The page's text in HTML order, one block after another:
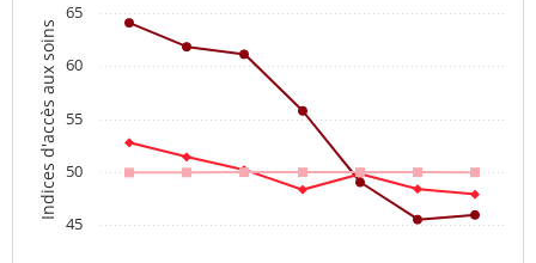
Indices d'accès aux soins
45
50
55
60
65